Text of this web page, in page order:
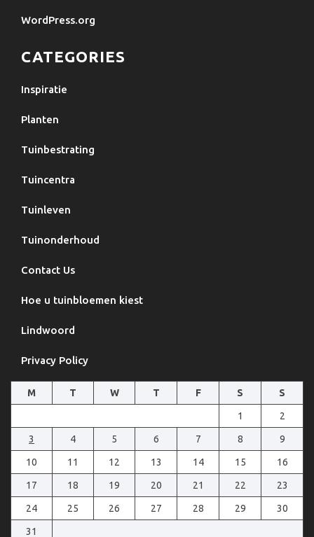
WordPress.org
CATEGORIES
Inspiratie
Planten
Tuinbestrating
Tuincentra
Tuinleven
Tuinonderhoud
Contact Us
Hoe u tuinbloemen kiest
Lindwoord
Privacy Policy
M T W T F S S
1 2
3 4 5 6 7 8 9
10 11 12 13 14 15 16
17 18 19 20 21 22 23
24 25 26 27 28 29 30
31